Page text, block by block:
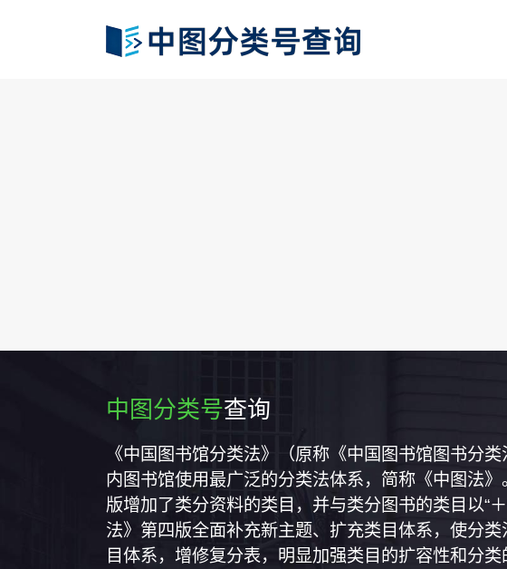
中图分类号查询
《中国图书馆分类法》（原称《中国图书馆图书分
内图书馆使用最广泛的分类法体系，简称《中图法
版增加了类分资料的类目，并与类分图书的类目以“
法》第四版全面补充新主题、扩充类目体系，使分
目体系，增修复分表，明显加强类目的扩容性和分类